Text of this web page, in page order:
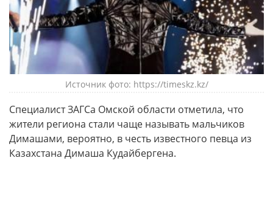
Источник фото: https://timeskz.kz/
Специалист ЗАГСа Омской области отметила, что
жители региона стали чаще называть мальчиков
Димашами, вероятно, в честь известного певца из
Казахстана Димаша Кудайбергена.